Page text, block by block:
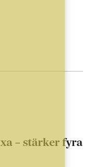
– stärker fyra